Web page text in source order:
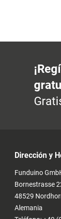
Dirección y
Funduino
Bornestrasse
48529
Alemania